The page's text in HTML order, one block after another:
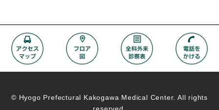
© Hyogo Prefectural Kakogawa Medical Center. All rights